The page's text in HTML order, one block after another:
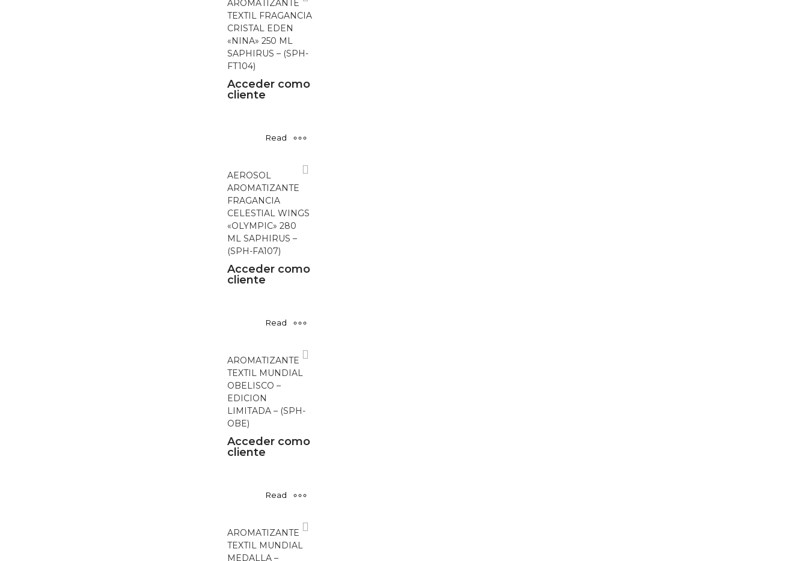
AROMATIZANTE
TEXTIL FRAGANCIA
CRISTAL EDEN
«NINA» 250 ML
SAPHIRUS – (SPH-
FT104)
Acceder como
cliente
Read
AEROSOL
AROMATIZANTE
FRAGANCIA
CELESTIAL WINGS
«OLYMPIC» 280
ML SAPHIRUS –
(SPH-FA107)
Acceder como
cliente
Read
AROMATIZANTE
TEXTIL MUNDIAL
OBELISCO –
EDICION
LIMITADA – (SPH-
OBE)
Acceder como
cliente
Read
AROMATIZANTE
TEXTIL MUNDIAL
MEDALLA –